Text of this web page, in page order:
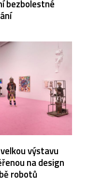
bezbolestné
výstavu
na design
robotů